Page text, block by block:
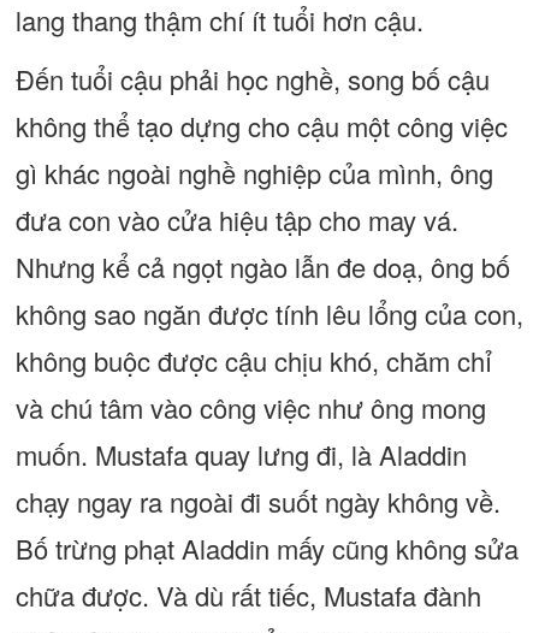
lang thang thậm chí ít tuổi hơn cậu.
Đến tuổi cậu phải học nghề, song bố cậu
không thể tạo dựng cho cậu một công việc
gì khác ngoài nghề nghiệp của mình, ông
đưa con vào cửa hiệu tập cho may vá.
Nhưng kể cả ngọt ngào lẫn đe doạ, ông bố
không sao ngăn được tính lêu lổng của con,
không buộc được cậu chịu khó, chăm chỉ
và chú tâm vào công việc như ông mong
muốn. Mustafa quay lưng đi, là Aladdin
chạy ngay ra ngoài đi suốt ngày không về.
Bố trừng phạt Aladdin mấy cũng không sửa
chữa được. Và dù rất tiếc, Mustafa đành